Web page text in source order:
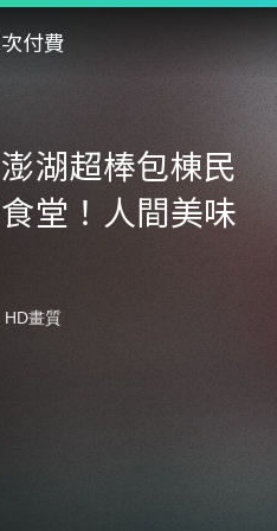
付費
湖超棒包棟民
堂！人間美味
HD畫質